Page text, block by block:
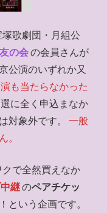
歌劇団・月組公
の会の会員さんが
公演のいずれか又
演も当たらなかった
に全く申込まなか
対象外です。
一般
。
で全然買えなか
継のペアチケッ
という企画です。